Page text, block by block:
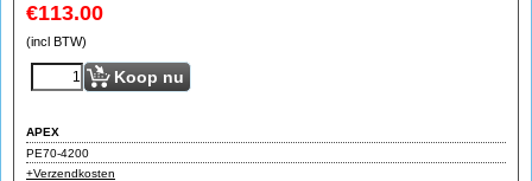
€113.00
(incl BTW)
Koop nu
APEX
PE70-4200
+Verzendkosten